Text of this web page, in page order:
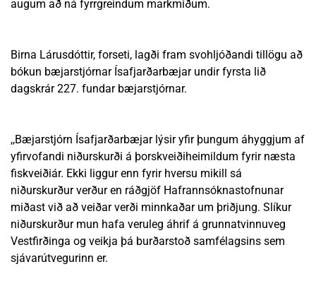
augum að ná fyrrgreindum markmiðum.
Birna Lárusdóttir, forseti, lagði fram svohljóðandi tillögu að
bókun bæjarstjórnar Ísafjarðarbæjar undir fyrsta lið
dagskrár 227. fundar bæjarstjórnar.
,,Bæjarstjórn Ísafjarðarbæjar lýsir yfir þungum áhyggjum af
yfirvofandi niðurskurði á þorskveiðiheimildum fyrir næsta
fiskveiðiár. Ekki liggur enn fyrir hversu mikill sá
niðurskurður verður en ráðgjöf Hafrannsóknastofnunar
miðast við að veiðar verði minnkaðar um þriðjung. Slíkur
niðurskurður mun hafa veruleg áhrif á grunnatvinnuveg
Vestfirðinga og veikja þá burðarstoð samfélagsins sem
sjávarútvegurinn er.